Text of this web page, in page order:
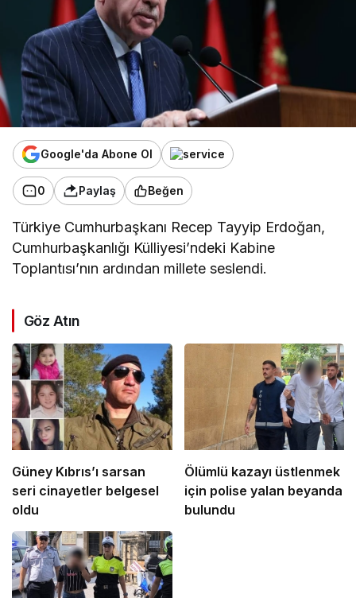
Google'da Abone Ol
0 Paylaş Beğen
Türkiye Cumhurbaşkanı Recep Tayyip Erdoğan,
Cumhurbaşkanlığı Külliyesi’ndeki Kabine
Toplantısı’nın ardından millete seslendi.
Göz Atın
Güney Kıbrıs’ı sarsan
seri cinayetler belgesel
oldu
Ölümlü kazayı üstlenmek
için polise yalan beyanda
bulundu